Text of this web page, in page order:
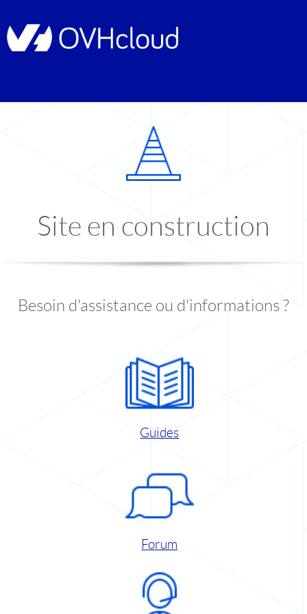
Site en construction
Besoin d'assistance ou d'informations ?
Guides
Forum